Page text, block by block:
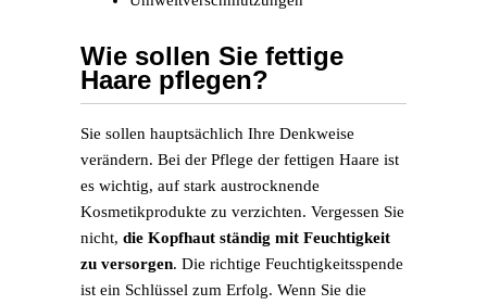
Wie sollen Sie fettige
Haare pflegen?
Sie sollen hauptsächlich Ihre Denkweise
verändern. Bei der Pflege der fettigen Haare ist
es wichtig, auf stark austrocknende
Kosmetikprodukte zu verzichten. Vergessen Sie
nicht, die Kopfhaut ständig mit Feuchtigkeit
zu versorgen. Die richtige Feuchtigkeitsspende
ist ein Schlüssel zum Erfolg. Wenn Sie die